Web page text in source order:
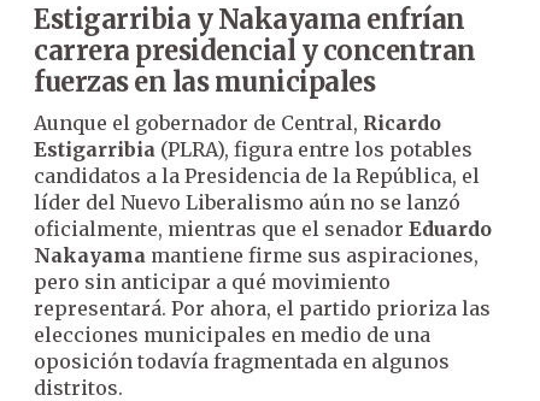
Estigarribia y Nakayama enfrían
carrera presidencial y concentran
fuerzas en las municipales
Aunque el gobernador de Central, Ricardo
Estigarribia (PLRA), figura entre los potables
candidatos a la Presidencia de la República, el
líder del Nuevo Liberalismo aún no se lanzó
oficialmente, mientras que el senador Eduardo
Nakayama mantiene firme sus aspiraciones,
pero sin anticipar a qué movimiento
representará. Por ahora, el partido prioriza las
elecciones municipales en medio de una
oposición todavía fragmentada en algunos
distritos.